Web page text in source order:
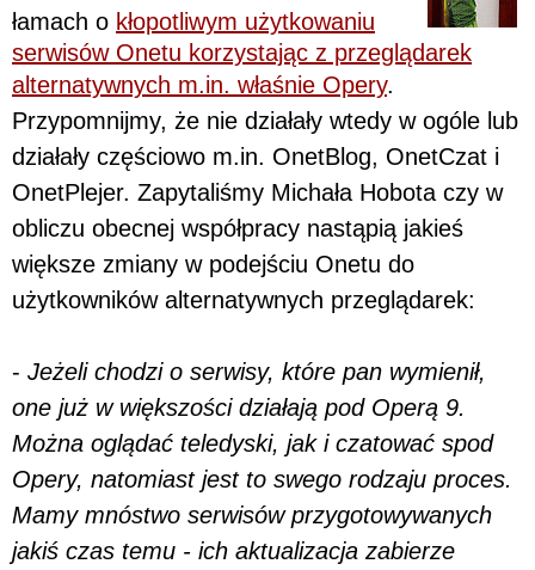
łamach o kłopotliwym użytkowaniu
serwisów Onetu korzystając z przeglądarek
alternatywnych m.in. właśnie Opery.
Przypomnijmy, że nie działały wtedy w ogóle lub
działały częściowo m.in. OnetBlog, OnetCzat i
OnetPlejer. Zapytaliśmy Michała Hobota czy w
obliczu obecnej współpracy nastąpią jakieś
większe zmiany w podejściu Onetu do
użytkowników alternatywnych przeglądarek:
- Jeżeli chodzi o serwisy, które pan wymienił,
one już w większości działają pod Operą 9.
Można oglądać teledyski, jak i czatować spod
Opery, natomiast jest to swego rodzaju proces.
Mamy mnóstwo serwisów przygotowywanych
jakiś czas temu - ich aktualizacja zabierze